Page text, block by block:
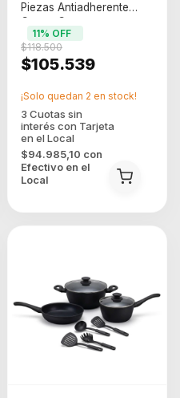
Piezas Antiadherente
Crema Crema
$105.539
$118.500
11% OFF
$94.985,10 con
Efectivo en el
Local
¡Solo quedan 2 en stock!